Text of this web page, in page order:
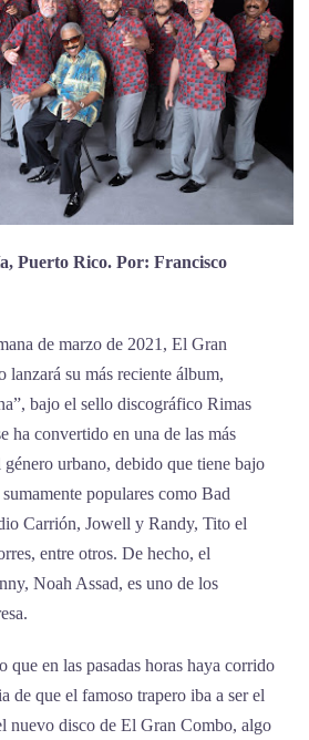
Puerto Rico. Por: Francisco
de marzo de 2021, El Gran
lanzará su más reciente álbum,
bajo el sello discográfico Rimas
ha convertido en una de las más
urbano, debido que tiene bajo
populares como Bad
Carrión, Jowell y Randy, Tito el
entre otros. De hecho, el
Noah Assad, es uno de los
que en las pasadas horas haya corrido
de que el famoso trapero iba a ser el
nuevo disco de El Gran Combo, algo